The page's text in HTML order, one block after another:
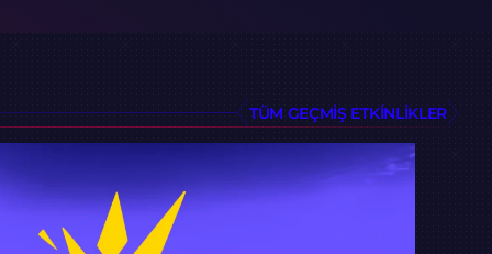
TÜM GEÇMIŞ ETKINLIKLER